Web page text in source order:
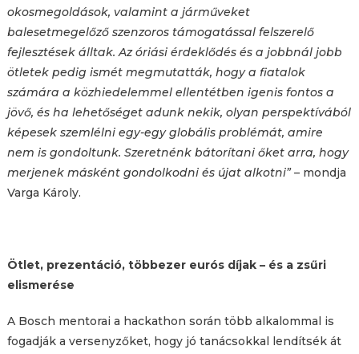
okosmegoldások, valamint a járműveket
balesetmegelőző szenzoros támogatással felszerelő
fejlesztések álltak. Az óriási érdeklődés és a jobbnál jobb
ötletek pedig ismét megmutatták, hogy a fiatalok
számára a közhiedelemmel ellentétben igenis fontos a
jövő, és ha lehetőséget adunk nekik, olyan perspektívából
képesek szemlélni egy-egy globális problémát, amire
nem is gondoltunk. Szeretnénk bátorítani őket arra, hogy
merjenek másként gondolkodni és újat alkotni”– mondja
Varga Károly.
Ötlet, prezentáció, többezer eurós díjak – és a zsűri
elismerése
A Bosch mentorai a hackathon során több alkalommal is
fogadják a versenyzőket, hogy jó tanácsokkal lendítsék át